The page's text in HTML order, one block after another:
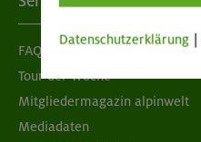
FAQ
Tour der Woche
Mitgliedermagazin alpinwelt
Mediadaten
Datenschutzerklärung